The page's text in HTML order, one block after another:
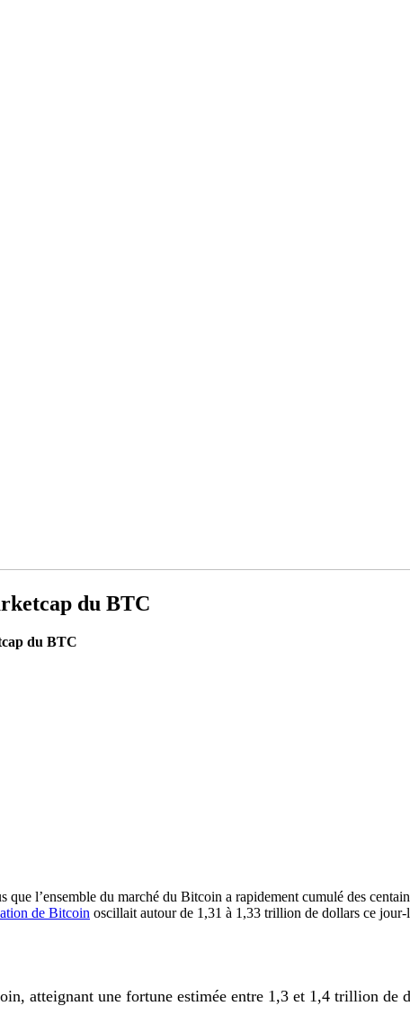
du BTC
du BTC
l’ensemble du marché du Bitcoin a rapidement cumulé des
de Bitcoin oscillait autour de 1,31 à 1,33 trillion de dollars ce
atteignant une fortune estimée entre 1,3 et 1,4 trillion de